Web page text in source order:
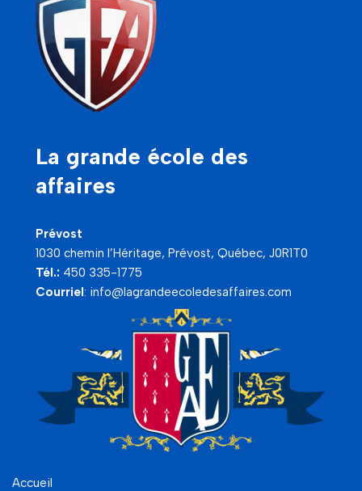
La grande école des
affaires
Prévost
1030 chemin l’Héritage, Prévost, Québec, J0R1T0
Tél.: 450 335-1775
Courriel: info@lagrandeecoledesaffaires.com
Accueil